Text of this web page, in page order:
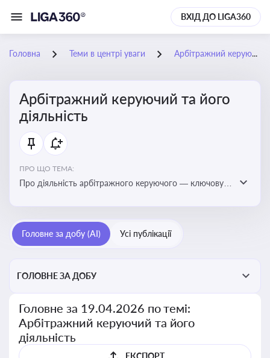
ВХІД ДО LIGA360
Головна Теми в центрі уваги Арбітражний керуючий та його діяльність
Арбітражний керуючий та його
діяльність
ПРО ЩО ТЕМА:
Про діяльність арбітражного керуючого — ключову
Головне за добу (AI) Усі публікації
ГОЛОВНЕ ЗА ДОБУ
Головне за 19.04.2026 по темі:
Арбітражний керуючий та його
діяльність
ЕКСПОРТ